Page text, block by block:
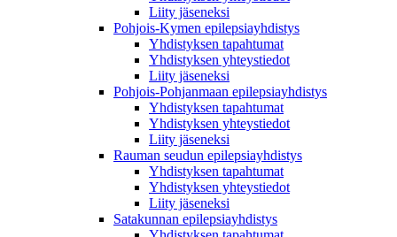
Liity jäseneksi
Pohjois-Kymen epilepsiayhdistys
Yhdistyksen tapahtumat
Yhdistyksen yhteystiedot
Liity jäseneksi
Pohjois-Pohjanmaan epilepsiayhdistys
Yhdistyksen tapahtumat
Yhdistyksen yhteystiedot
Liity jäseneksi
Rauman seudun epilepsiayhdistys
Yhdistyksen tapahtumat
Yhdistyksen yhteystiedot
Liity jäseneksi
Satakunnan epilepsiayhdistys